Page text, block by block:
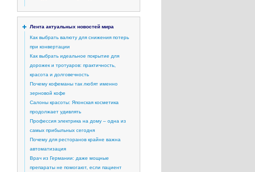
Лента актуальных новостей мира
Как выбрать валюту для снижения потерь
при конвертации
Как выбрать идеальное покрытие для
дорожек и тротуаров: практичность,
красота и долговечность
Почему кофеманы так любят именно
зерновой кофе
Салоны красоты: Японская косметика
продолжает удивлять
Профессия электрика на дому – одна из
самых прибыльных сегодня
Почему для ресторанов крайне важна
автоматизация
Врач из Германии: даже мощные
препараты не помогают, если пациент